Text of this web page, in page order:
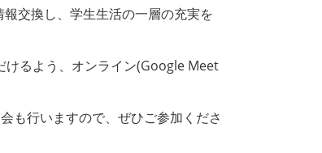
交換し、学生生活の一層の充実を
るよう、オンライン(Google Meet
も行いますので、ぜひご参加くださ